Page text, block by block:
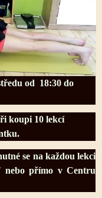
od 18:30 do
koupi 10 lekcí
se na každou lekci
nebo přímo v Centru